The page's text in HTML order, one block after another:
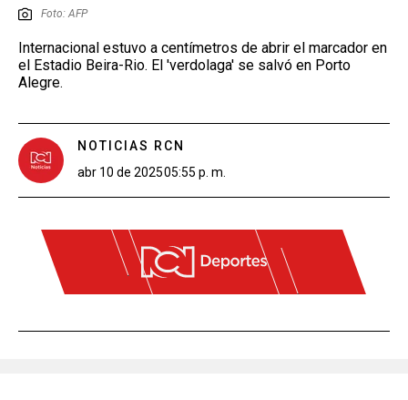
Foto: AFP
Internacional estuvo a centímetros de abrir el marcador en
el Estadio Beira-Rio. El 'verdolaga' se salvó en Porto
Alegre.
NOTICIAS RCN
abr 10 de 202505:55 p. m.